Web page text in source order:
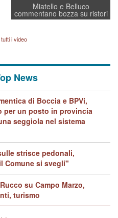
Miatello e Belluco
commentano bozza su ristori
BPVi e Veneto Banca
i video
News
di Boccia e BPVi,
per un posto in provincia
seggiola nel sistema
strisce pedonali,
Comune si svegli"
su Campo Marzo,
turismo